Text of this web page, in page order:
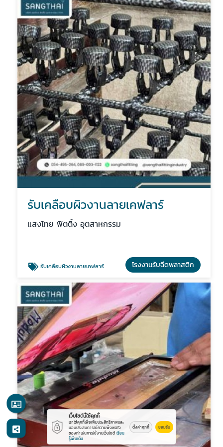
รับเคลือบผิวงานลายเคฟลาร์
แสงไทย ฟิตติ้ง อุตสาหกรรม
รับเคลือบผิวงานลายเคฟลาร์ โรงงานรับฉีดพลาสติก
เว็บไซต์นี้ใช้คุกกี้
เราใช้คุกกี้เพื่อเพิ่มประสิทธิภาพและ
มอบประสบการณ์ความพึงพอใจ
ของท่านในการใช้งานเว็บไซต์ เรียน
รู้เพิ่มเติม
ตั้งค่าคุกกี้ ยอมรับ